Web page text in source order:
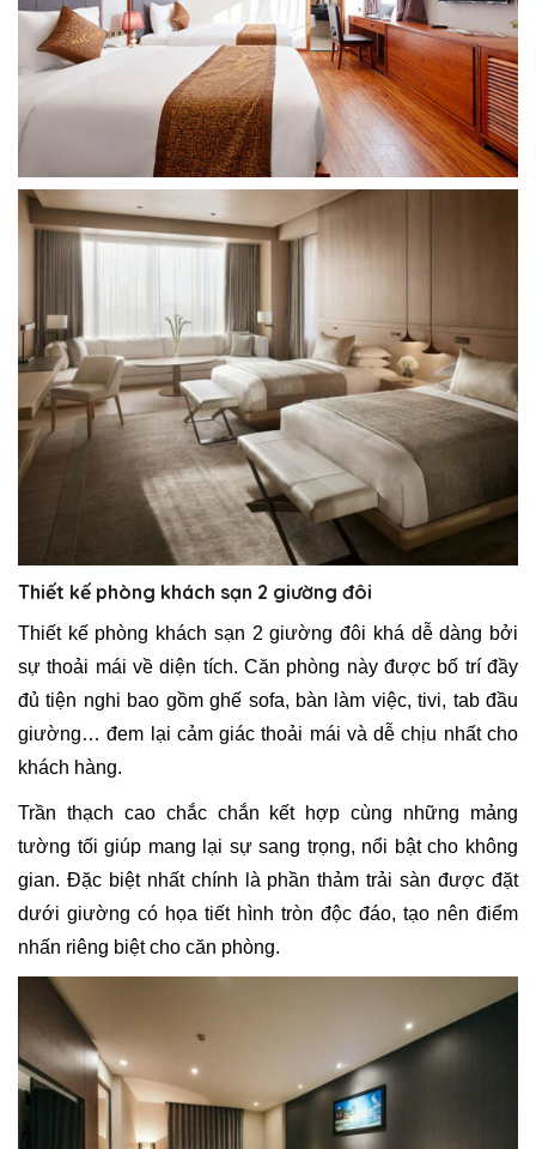
Thiết kế phòng khách sạn 2 giường đôi
Thiết kế phòng khách sạn 2 giường đôi khá dễ dàng bởi
sự thoải mái về diện tích. Căn phòng này được bố trí đầy
đủ tiện nghi bao gồm ghế sofa, bàn làm việc, tivi, tab đầu
giường… đem lại cảm giác thoải mái và dễ chịu nhất cho
khách hàng.
Trần thạch cao chắc chắn kết hợp cùng những mảng
tường tối giúp mang lại sự sang trọng, nổi bật cho không
gian. Đặc biệt nhất chính là phần thảm trải sàn được đặt
dưới giường có họa tiết hình tròn độc đáo, tạo nên điểm
nhấn riêng biệt cho căn phòng.